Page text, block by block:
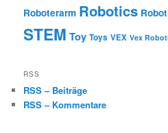
Roboterarm Robotics
STEM Toy Toys VEX Vex
RSS
RSS – Beiträge
RSS – Kommentare